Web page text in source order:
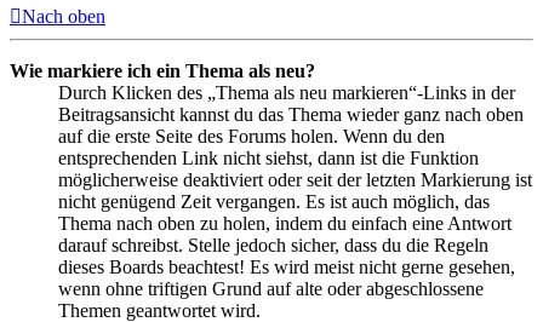
Nach oben
Wie markiere ich ein Thema als neu?
Durch Klicken des „Thema als neu markieren“-Links in der
Beitragsansicht kannst du das Thema wieder ganz nach oben
auf die erste Seite des Forums holen. Wenn du den
entsprechenden Link nicht siehst, dann ist die Funktion
möglicherweise deaktiviert oder seit der letzten Markierung ist
nicht genügend Zeit vergangen. Es ist auch möglich, das
Thema nach oben zu holen, indem du einfach eine Antwort
darauf schreibst. Stelle jedoch sicher, dass du die Regeln
dieses Boards beachtest! Es wird meist nicht gerne gesehen,
wenn ohne triftigen Grund auf alte oder abgeschlossene
Themen geantwortet wird.